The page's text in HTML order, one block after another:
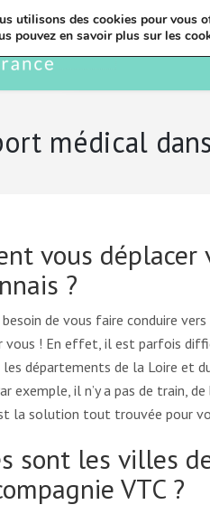
médical
vous
?
de vous faire conduire
vous ! En effet, il est parfois
départements de la Loire et
exemple, il n’y a pas de train,
la solution tout trouvée pour
sont les villes
VTC ?
utilisons des cookies pour vous
pouvez en savoir plus sur les